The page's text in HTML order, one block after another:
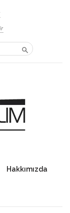
Ara
Hakkımızda